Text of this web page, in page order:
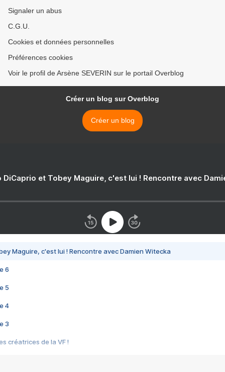
Signaler un abus
C.G.U.
Cookies et données personnelles
Préférences cookies
Voir le profil de Arsène SEVERIN sur le portail Overblog
Créer un blog sur Overblog
Créer un blog
DiCaprio et Tobey Maguire, c'est lui ! Rencontre avec
Maguire, c'est lui ! Rencontre avec Damien Witecka
6
5
4
3
créatrices de la VF !